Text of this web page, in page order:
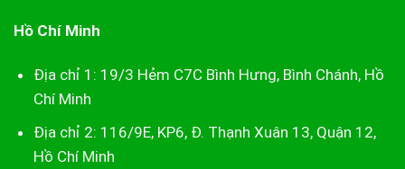
Hồ Chí Minh
Địa chỉ 1: 19/3 Hẻm C7C Bình Hưng, Bình Chánh, Hồ
Chí Minh
Địa chỉ 2: 116/9E, KP6, Đ. Thạnh Xuân 13, Quận 12,
Hồ Chí Minh